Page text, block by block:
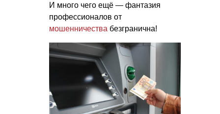
И много чего ещё — фантазия
профессионалов от
мошенничества безгранична!